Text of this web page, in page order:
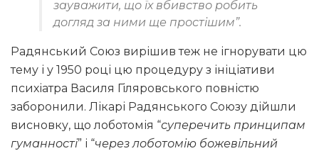
зауважити, що їх вбивство робить
догляд за ними ще простішим”.
Радянський Союз вирішив теж не ігнорувати цю
тему і у 1950 році цю процедуру з ініціативи
психіатра Василя Гіляровського повністю
заборонили. Лікарі Радянського Союзу дійшли
висновку, що лоботомія “суперечить принципам
гуманності” і “через лоботомію божевільний